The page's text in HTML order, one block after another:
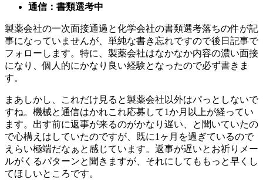
通信：書類選考中
製薬会社の一次面接通過と化学会社の書類選考落ちの件が記
事になっていませんが、単純な書き忘れですので後日記事で
フォローします。特に、製薬会社はなかなか内容の濃い面接
になり、個人的にかなり良い経験となったので必ず書きま
す。
まあしかし、これだけ見ると製薬会社以外はパっとしないで
すね。機械と通信はかれこれ応募して1か月以上が経ってい
ます。出す前に返事が来るのがかなり遅い、と聞いていたの
で心構えはしていたのですが、既に1ヶ月を過ぎているので
えらい極端だなぁと感じています。返事が遅いとお祈りメー
ルがくるパターンと聞きますが、それにしてももっと早くし
てほしいところです。